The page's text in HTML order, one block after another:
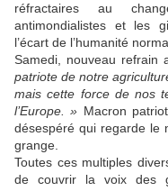
réfractaires au
antimondialistes et les
l’écart de l’humanité
Samedi, nouveau refrain
patriote de notre
mais cette force de nos
l’Europe. » Macron
désespéré qui regarde
grange.
Toutes ces multiples
de couvrir la voix des